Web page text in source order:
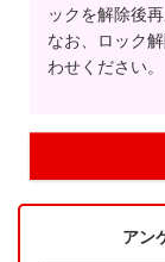
ックを解除後
なお、ロック
わせください。
アン